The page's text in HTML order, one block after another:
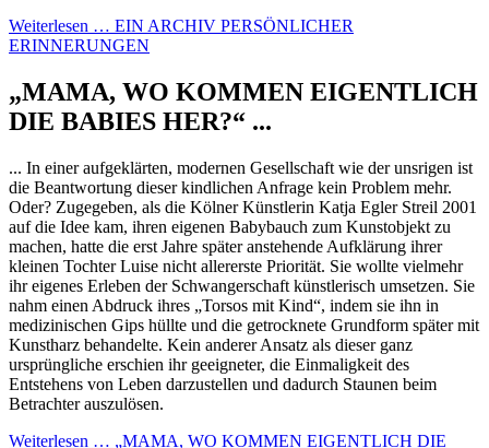
Weiterlesen … EIN ARCHIV PERSÖNLICHER
ERINNERUNGEN
„MAMA, WO KOMMEN EIGENTLICH
DIE BABIES HER?“ ...
... In einer aufgeklärten, modernen Gesellschaft wie der unsrigen ist
die Beantwortung dieser kindlichen Anfrage kein Problem mehr.
Oder? Zugegeben, als die Kölner Künstlerin Katja Egler Streil 2001
auf die Idee kam, ihren eigenen Babybauch zum Kunstobjekt zu
machen, hatte die erst Jahre später anstehende Aufklärung ihrer
kleinen Tochter Luise nicht allererste Priorität. Sie wollte vielmehr
ihr eigenes Erleben der Schwangerschaft künstlerisch umsetzen. Sie
nahm einen Abdruck ihres „Torsos mit Kind“, indem sie ihn in
medizinischen Gips hüllte und die getrocknete Grundform später mit
Kunstharz behandelte. Kein anderer Ansatz als dieser ganz
ursprüngliche erschien ihr geeigneter, die Einmaligkeit des
Entstehens von Leben darzustellen und dadurch Staunen beim
Betrachter auszulösen.
Weiterlesen … „MAMA, WO KOMMEN EIGENTLICH DIE